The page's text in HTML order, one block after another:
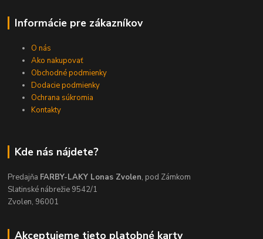
Informácie pre zákazníkov
O nás
Ako nakupovať
Obchodné podmienky
Dodacie podmienky
Ochrana súkromia
Kontakty
Kde nás nájdete?
Predajňa FARBY-LAKY Lonas Zvolen, pod Zámkom
Slatinské nábrežie 9542/1
Zvolen, 96001
Akceptujeme tieto platobné karty